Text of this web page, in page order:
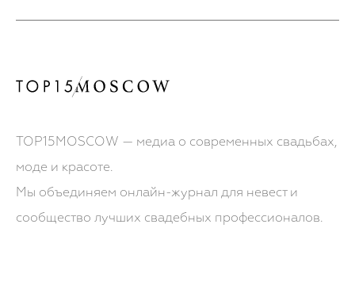
TOP15MOSCOW — медиа о современных свадьбах,
моде и красоте.
Мы объединяем онлайн-журнал для невест и
сообщество лучших свадебных профессионалов.